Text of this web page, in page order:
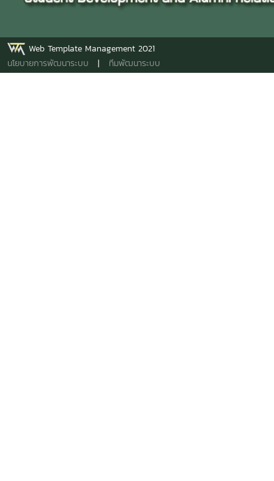
Web Template Management 2021
นโยบายการพัฒนาระบบ | ทีมพัฒนาระบบ